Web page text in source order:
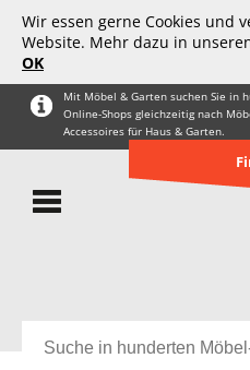
Wir essen gerne Cookies und
Website. Mehr dazu in
OK
Mit Möbel & Garten suchen Sie in
Online-Shops gleichzeitig nach
Accessoires für Haus & Garten.